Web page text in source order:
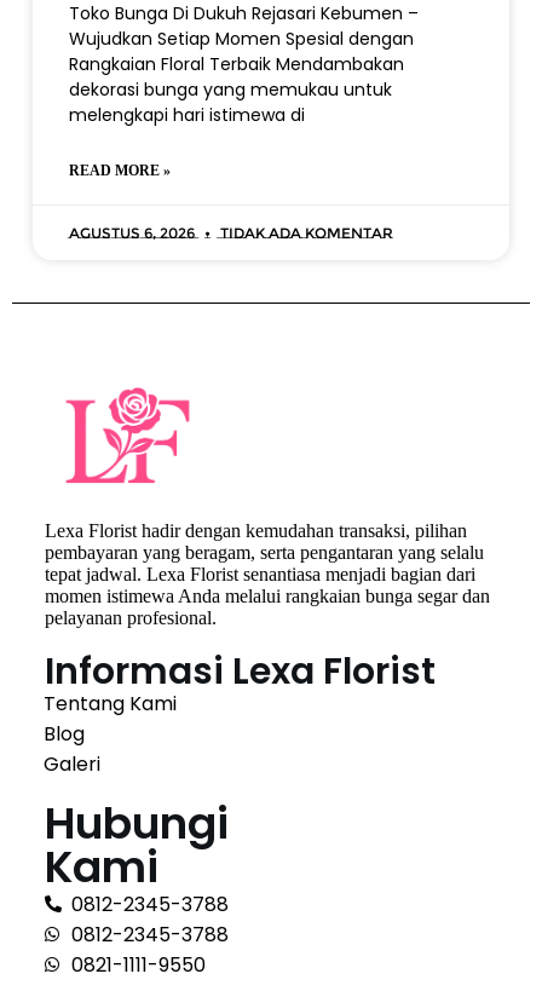
Toko Bunga Di Dukuh Rejasari Kebumen –
Wujudkan Setiap Momen Spesial dengan
Rangkaian Floral Terbaik Mendambakan
dekorasi bunga yang memukau untuk
melengkapi hari istimewa di
READ MORE »
Agustus 6, 2026 Tidak ada komentar
Lexa Florist hadir dengan kemudahan transaksi, pilihan
pembayaran yang beragam, serta pengantaran yang selalu
tepat jadwal. Lexa Florist senantiasa menjadi bagian dari
momen istimewa Anda melalui rangkaian bunga segar dan
pelayanan profesional.
Informasi Lexa Florist
Tentang Kami
Blog
Galeri
Hubungi
Kami
0812-2345-3788
0812-2345-3788
0821-1111-9550